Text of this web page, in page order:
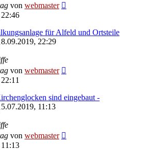
von webmaster
für Alfeld und Ortsteile
22:29
von webmaster
sind eingebaut -
11:13
von webmaster